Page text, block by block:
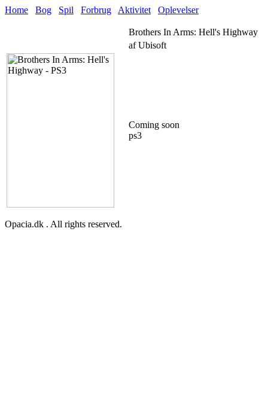
Home Bog Spil Forbrug Aktivitet Oplevelser
Brothers In Arms: Hell's Highway
af Ubisoft
Coming soon
ps3
Opacia.dk . All rights reserved.